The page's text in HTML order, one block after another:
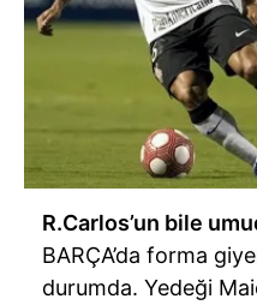
R.Carlos’un bile
BARÇA’da forma
durumda. Yedeği